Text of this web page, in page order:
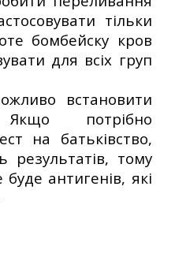
тільки
бомбейску кров
для всіх груп
встановити
Якщо потрібно
на батьківство,
результатів, тому
антигенів, які